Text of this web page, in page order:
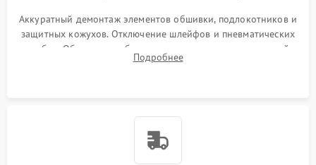
Аккуратный демонтаж элементов обшивки, подлокотников и
защитных кожухов. Отключение шлейфов и пневматических
трубок. Обеспечение безопасного доступа к материнской
плате, блоку питания, моторам и каретке массажного
Подробнее